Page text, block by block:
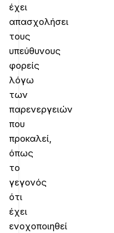
έχει
απασχολήσει
τους
υπεύθυνους
φορείς
λόγω
των
παρενεργειών
που
προκαλεί,
όπως
το
γεγονός
ότι
έχει
ενοχοποιηθεί